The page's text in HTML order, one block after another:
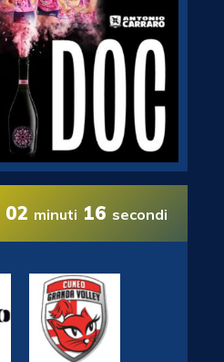
02 minuti 15 secondi